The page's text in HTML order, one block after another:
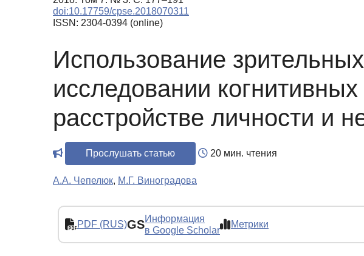
doi:10.17759/cpse.2018070311
ISSN: 2304-0394 (online)
Использование
исследовании
расстройстве личности и
Прослушать статью 20 мин. чтения
А.А. Чепелюк, М.Г. Виноградова
PDF (RUS)GSИнформация
в Google Scholar
Метрики